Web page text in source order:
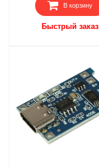
В корзину
Быстрый заказ